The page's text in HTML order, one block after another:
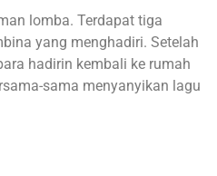
lomba. Terdapat tiga
yang menghadiri. Setelah
hadirin kembali ke rumah
sama menyanyikan lagu